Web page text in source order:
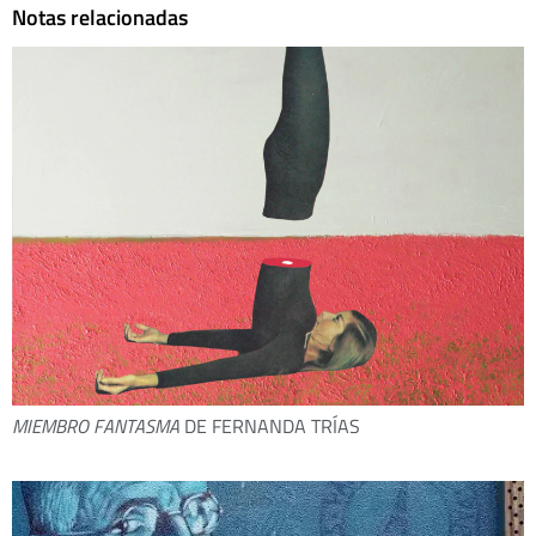
Notas relacionadas
MIEMBRO FANTASMA DE FERNANDA TRÍAS